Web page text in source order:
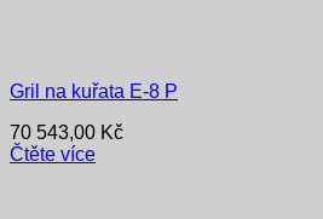
Gril na kuřata E-8 P
70 543,00 Kč
Čtěte více